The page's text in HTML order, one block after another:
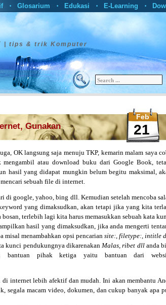
• Glosarium • Edukasi • E-Learning •
| tips & trik Komputer
Gunakan
Feb
21
OK langsung saja menuju TKP, kemarin malam saya
atau download buku dari Google Book,
hasil yang didapat mungkin belum begitu maksimal,
sebuah file di internet.
di google, yahoo, bing dll. Kemudian setelah mencoba
yang dimaksudkan, akan tetapi jika yang kita
terlebih lagi kita harus memasukkan sebuah kata
hasil yang dimaksudkan, jika anda mengerti
misal menambahkan opsi pencariansite:, filetype:, intitle
kunci pendukungnya dikarenakan Malas, ribet dllanda
bantuan pihak ketiga yaitu bantuan dari
internet lebih afektif dan mudah. Ini akan membantu
segala macam video, dokumen, dan cukup banyak apa